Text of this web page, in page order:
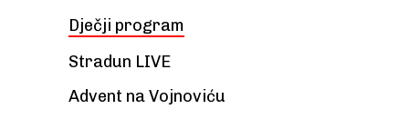
Dječji program
Stradun LIVE
Advent na Vojnoviću